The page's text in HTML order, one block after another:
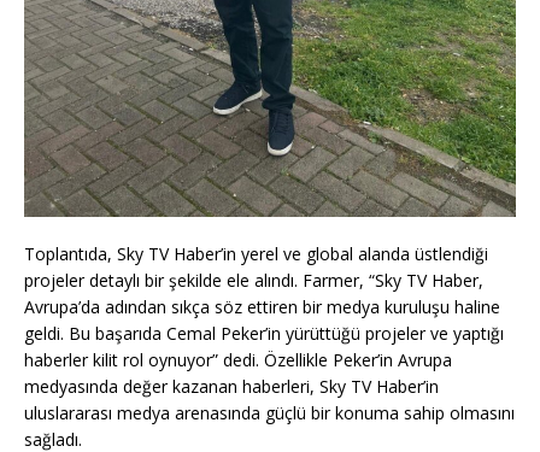
Toplantıda, Sky TV Haber’in yerel ve global alanda üstlendiği
projeler detaylı bir şekilde ele alındı. Farmer, “Sky TV Haber,
Avrupa’da adından sıkça söz ettiren bir medya kuruluşu haline
geldi. Bu başarıda Cemal Peker’in yürüttüğü projeler ve yaptığı
haberler kilit rol oynuyor” dedi. Özellikle Peker’in Avrupa
medyasında değer kazanan haberleri, Sky TV Haber’in
uluslararası medya arenasında güçlü bir konuma sahip olmasını
sağladı.